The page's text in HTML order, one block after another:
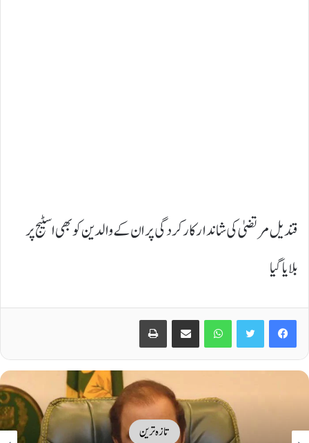
قندیل مرتضیٰ کی شاندار کارکردگی پر ان کے والدین کو بھی اسٹیج پر
بلایا گیا
Facebook
Twitter
WhatsApp
Share via Email
Print
تازہ ترین